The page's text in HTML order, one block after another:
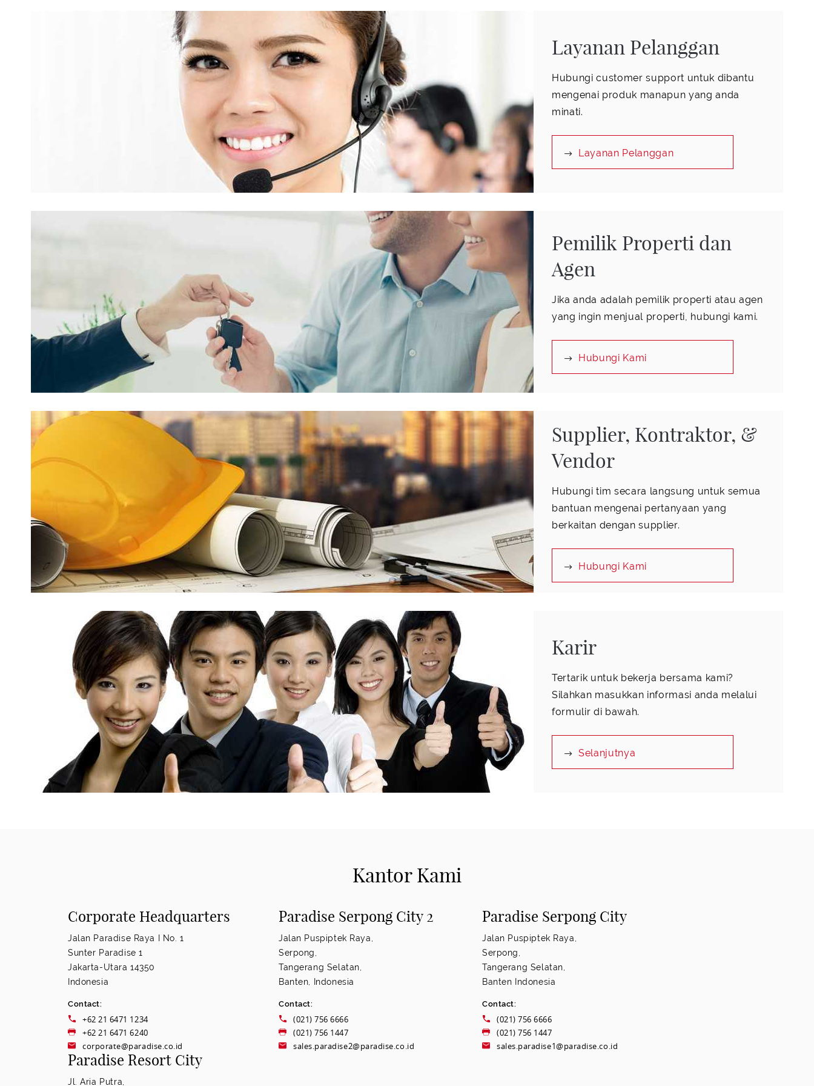
Layanan Pelanggan
Hubungi customer support untuk dibantu
mengenai produk manapun yang anda
minati.
Layanan Pelanggan
Pemilik Properti dan
Agen
Jika anda adalah pemilik properti atau agen
yang ingin menjual properti, hubungi kami.
Hubungi Kami
Supplier, Kontraktor, &
Vendor
Hubungi tim secara langsung untuk semua
bantuan mengenai pertanyaan yang
berkaitan dengan supplier.
Hubungi Kami
Karir
Tertarik untuk bekerja bersama kami?
Silahkan masukkan informasi anda melalui
formulir di bawah.
Selanjutnya
Kantor Kami
Corporate Headquarters
Jalan Paradise Raya I No. 1
Sunter Paradise 1
Jakarta-Utara 14350
Indonesia
Contact:
+62 21 6471 1234
+62 21 6471 6240
corporate@paradise.co.id
Paradise Serpong City 2
Jalan Puspiptek Raya,
Serpong,
Tangerang Selatan,
Banten, Indonesia
Contact:
(021) 756 6666
(021) 756 1447
sales.paradise2@paradise.co.id
Paradise Serpong City
Jalan Puspiptek Raya,
Serpong,
Tangerang Selatan,
Banten Indonesia
Contact:
(021) 756 6666
(021) 756 1447
sales.paradise1@paradise.co.id
Paradise Resort City
Jl. Aria Putra,